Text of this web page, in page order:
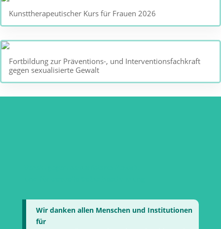
Kunsttherapeutischer Kurs für Frauen 2026
Fortbildung zur Präventions-, und Interventionsfachkraft
gegen sexualisierte Gewalt
Wir danken allen Menschen und Institutionen
für